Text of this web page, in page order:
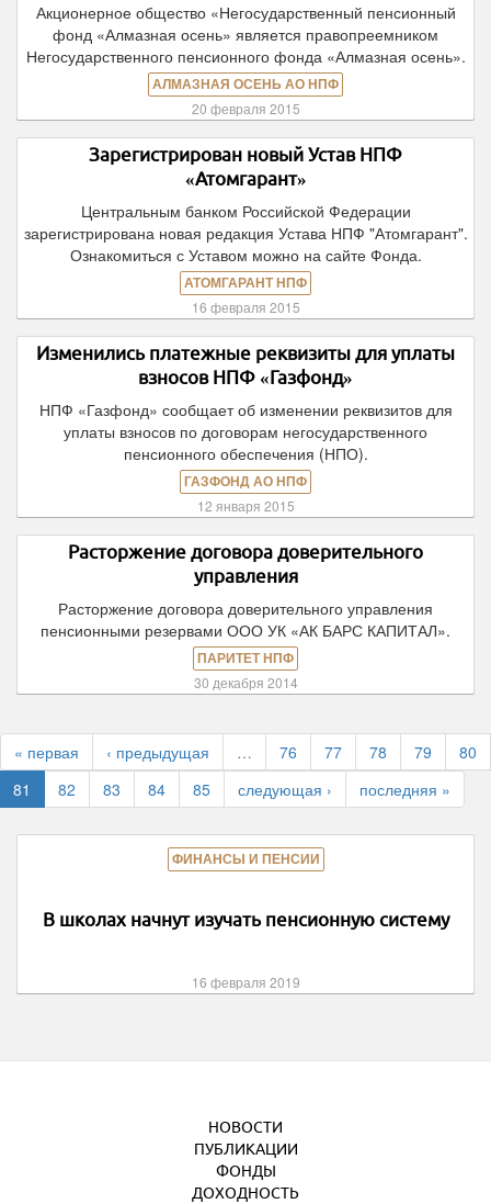
Акционерное общество «Негосударственный пенсионный
фонд «Алмазная осень» является правопреемником
Негосударственного пенсионного фонда «Алмазная осень».
АЛМАЗНАЯ ОСЕНЬ АО НПФ
20 февраля 2015
Зарегистрирован новый Устав НПФ
«Атомгарант»
Центральным банком Российской Федерации
зарегистрирована новая редакция Устава НПФ "Атомгарант".
Ознакомиться с Уставом можно на сайте Фонда.
АТОМГАРАНТ НПФ
16 февраля 2015
Изменились платежные реквизиты для уплаты
взносов НПФ «Газфонд»
НПФ «Газфонд» сообщает об изменении реквизитов для
уплаты взносов по договорам негосударственного
пенсионного обеспечения (НПО).
ГАЗФОНД АО НПФ
12 января 2015
Расторжение договора доверительного
управления
Расторжение договора доверительного управления
пенсионными резервами ООО УК «АК БАРС КАПИТАЛ».
ПАРИТЕТ НПФ
30 декабря 2014
« первая ‹ предыдущая … 76 77 78 79
80
81
82 83 84 85 следующая › последняя »
ФИНАНСЫ И ПЕНСИИ
В школах начнут изучать пенсионную систему
16 февраля 2019
НОВОСТИ
ПУБЛИКАЦИИ
ФОНДЫ
ДОХОДНОСТЬ